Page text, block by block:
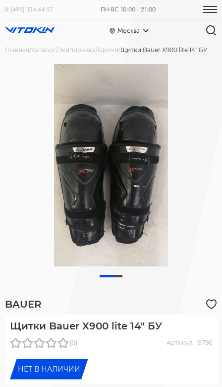
8 (495) 134-44-57 ПН-ВС 10:00 - 21:00
Москва
Главная Каталог Экипировка Щитки Щитки Bauer X900 lite 14" БУ
BAUER
Щитки Bauer X900 lite 14" БУ
(0) Артикул: 18796
НЕТ В НАЛИЧИИ